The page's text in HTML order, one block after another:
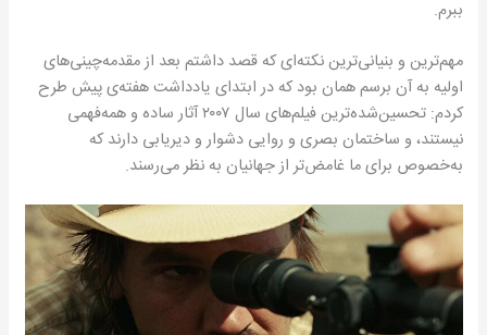
ببرم.
مهم‌ترین و بنیانی‌ترین نكته‌ای كه قصد داشتم بعد از مقدمه‌چینی‌های
اولیه به آن برسم همان بود كه در ابتدای یادداشت هفته‌ی پیش طرح
كردم: تحسین‌شده‌ترین فیلم‌های سال ۲۰۰۷ آثار ساده و همه‌فهمی
نیستند، و ساختمان بصری و روایی دشوار و دیریابی دارند كه
به‌خصوص برای ما غامض‌تر از جهانیان به نظر می‌رسند.